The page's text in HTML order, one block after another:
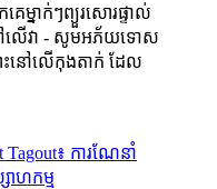
ម្នាក់ៗព្យួរសោរផ្ទាល់
លើវា - សូមអភ័យទោស
ះនៅលើកុងតាក់ ដែល